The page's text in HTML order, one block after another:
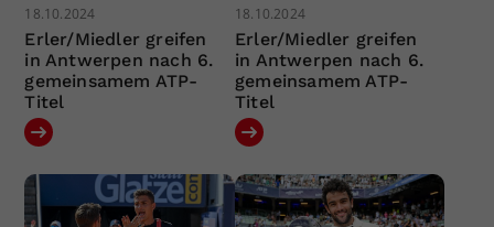
18.10.2024
Erler/Miedler greifen
in Antwerpen nach 6.
gemeinsamem ATP-
Titel
18.10.2024
Erler/Miedler greifen
in Antwerpen nach 6.
gemeinsamem ATP-
Titel